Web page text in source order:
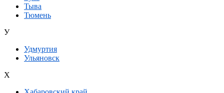
Тыва
Тюмень
У
Удмуртия
Ульяновск
Х